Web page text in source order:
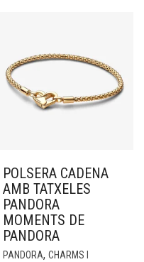
POLSERA CADENA
AMB TATXELES
PANDORA
MOMENTS DE
PANDORA
PANDORA, CHARMS I